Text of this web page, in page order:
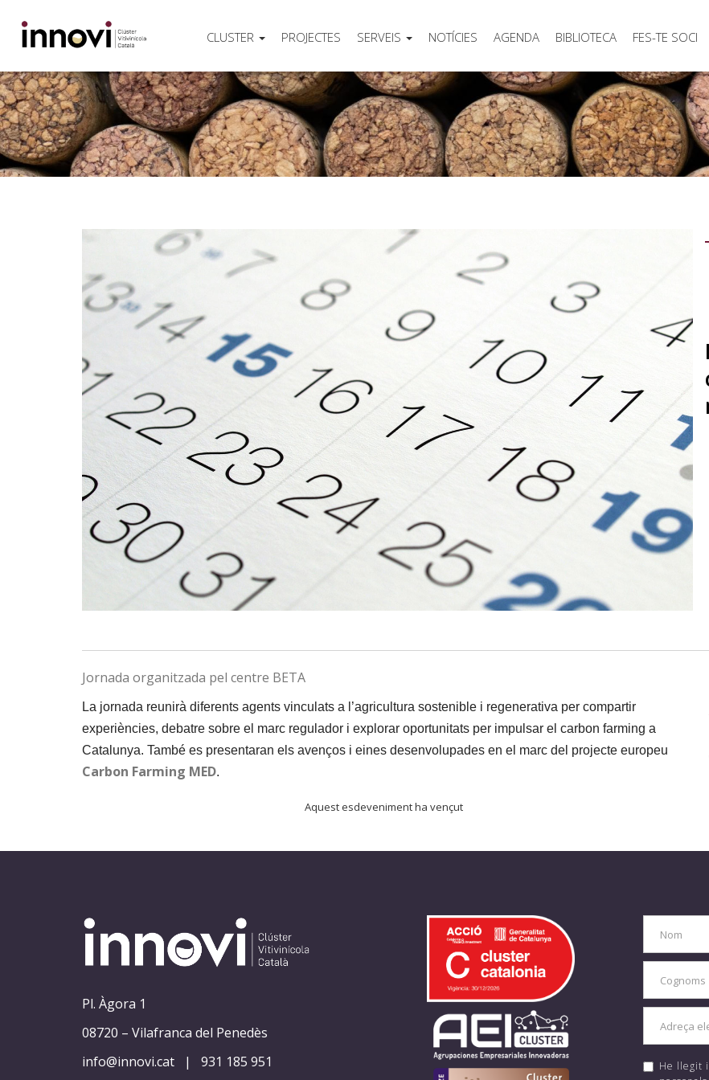
CLUSTER PROJECTES SERVEIS NOTÍCIES AGENDA BIBLIOTECA FES-TE SOCI
Jornada organitzada pel centre BETA
La jornada reunirà diferents agents vinculats a l’agricultura sostenible i regenerativa per compartir
experiències, debatre sobre el marc regulador i explorar oportunitats per impulsar el carbon farming a
Catalunya. També es presentaran els avenços i eines desenvolupades en el marc del projecte europeu
Carbon Farming MED.
Aquest esdeveniment ha vençut
Pl. Àgora 1
08720 – Vilafranca del Penedès
info@innovi.cat
| 931 185 951
He llegit